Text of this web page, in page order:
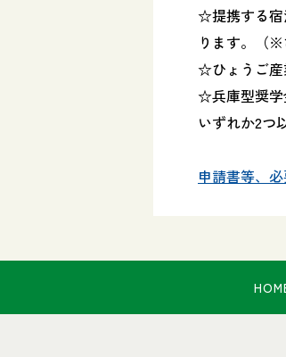
☆提携する宿
ります。（※
☆ひょうご産
☆兵庫型奨学
いずれか2つ
申請書等、